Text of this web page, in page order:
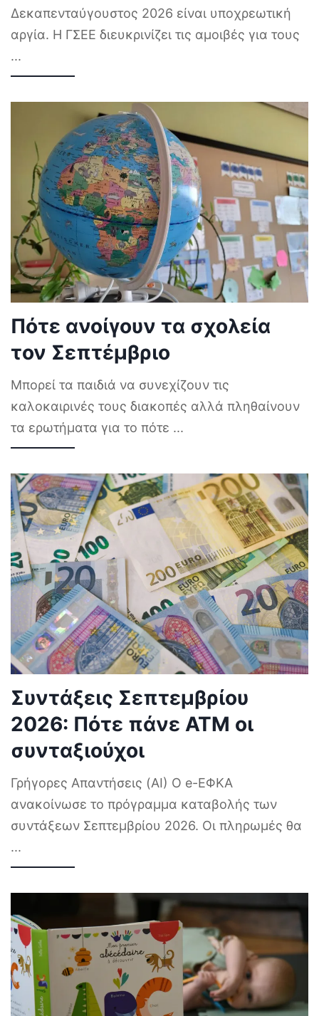
Δεκαπενταύγουστος 2026 είναι υποχρεωτική
αργία. Η ΓΣΕΕ διευκρινίζει τις αμοιβές για τους
...
Πότε ανοίγουν τα σχολεία
τον Σεπτέμβριο
Μπορεί τα παιδιά να συνεχίζουν τις
καλοκαιρινές τους διακοπές αλλά πληθαίνουν
τα ερωτήματα για το πότε ...
Συντάξεις Σεπτεμβρίου
2026: Πότε πάνε ΑΤΜ οι
συνταξιούχοι
Γρήγορες Απαντήσεις (AI) Ο e-ΕΦΚΑ
ανακοίνωσε το πρόγραμμα καταβολής των
συντάξεων Σεπτεμβρίου 2026. Οι πληρωμές θα
...